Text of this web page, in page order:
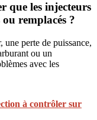
que les injecteurs
remplacés ?
une perte de puissance,
ou un
avec les
à contrôler sur